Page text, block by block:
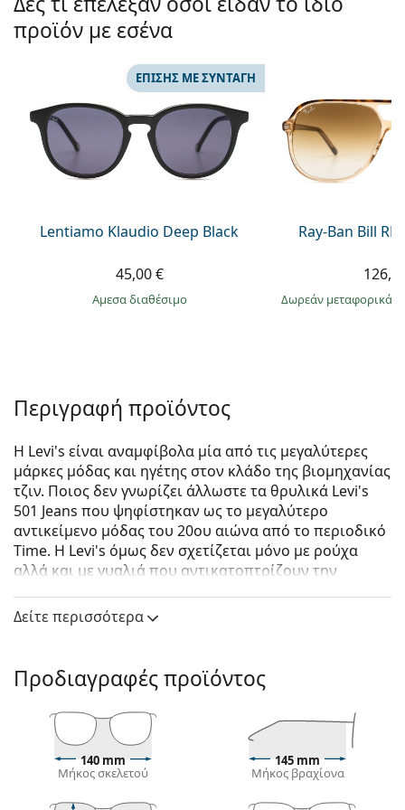
Όλες οι μάρκες
Persol
Όλες οι μάρκες
Όλα τα υγρά φακών
προϊόν με εσένα
Lentiamo Klaudio Deep Black
ΕΠΊΣΗΣ ΜΕ ΣΥΝΤΑΓΉ
45,00 €
άμεσα διαθέσιμο
Ray-Ban Bill
Δωρεάν μεταφορικά
Περιγραφή προϊόντος
Η Levi's είναι αναμφίβολα μία από τις μεγαλύτερες
μάρκες μόδας και ηγέτης στον κλάδο της βιομηχανίας
τζιν. Ποιος δεν γνωρίζει άλλωστε τα θρυλικά Levi's
501 Jeans που ψηφίστηκαν ως το μεγαλύτερο
αντικείμενο μόδας του 20ου αιώνα από το περιοδικό
Time. Η Levi's όμως δεν σχετίζεται μόνο με ρούχα
αλλά και με γυαλιά που αντικατοπτρίζουν την
αυθεντική αυτό-έκφραση. Αυτή η συλλογή γυαλιών
ηλίου από τη Levi’s είναι μοναδική και την αναζητούν
Levi's LV 1022/S 807 IR 51είναι unisex γυαλιά ηλίου.
Δείτε πώς φαίνονται πάνω σας αυτά τα γυαλιά ηλίου
με τη λειτουργία του Εικονικού καθρέφτη του
Lentiamo.
Σκελετός γυαλιών ηλίου
Δείτε περισσότερα
Προδιαγραφές προϊόντος
140 mm
Μήκος σκελετού
145 mm
Μήκος βραχίονα